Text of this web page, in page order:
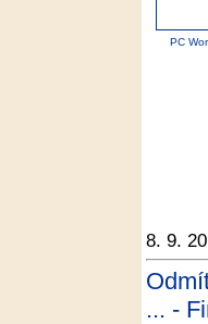
PC
8. 9.
... -